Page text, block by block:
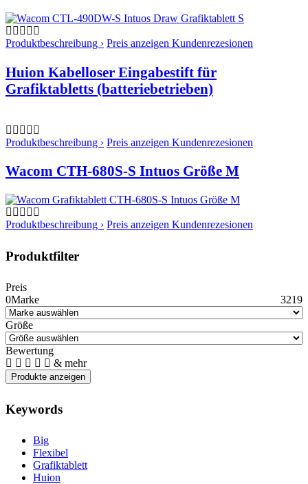
Produktbeschreibung › Preis anzeigen Kundenrezesionen
Huion Kabelloser Eingabestift für
Grafiktabletts (batteriebetrieben)
Produktbeschreibung › Preis anzeigen Kundenrezesionen
Wacom CTH-680S-S Intuos Größe M
Produktbeschreibung › Preis anzeigen Kundenrezesionen
Produktfilter
Preis
0
3219
Marke
Größe
Bewertung
& mehr
Keywords
Big
Flexibel
Grafiktablett
Huion